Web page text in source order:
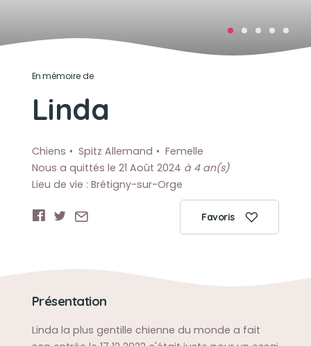
En mémoire de
Linda
Chiens Spitz Allemand
Femelle
Nous a quittés le 21 Août 2024 à 4 an(s)
Lieu de vie : Brétigny-sur-Orge
Favoris
Présentation
Linda la plus gentille chienne du monde a fait